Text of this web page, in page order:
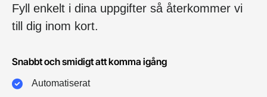
Fyll enkelt i dina uppgifter så återkommer vi
till dig inom kort.
Snabbt och smidigt att komma igång
Automatiserat